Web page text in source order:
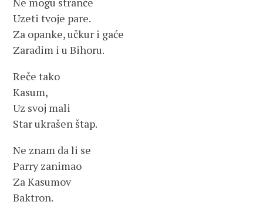
Uzeti tvoje pare.
Za opanke, učkur i gaće
Zaradim i u Bihoru.
Reče tako
Kasum,
Uz svoj mali
Star ukrašen štap.
Ne znam da li se
Parry zanimao
Za Kasumov
Baktron.